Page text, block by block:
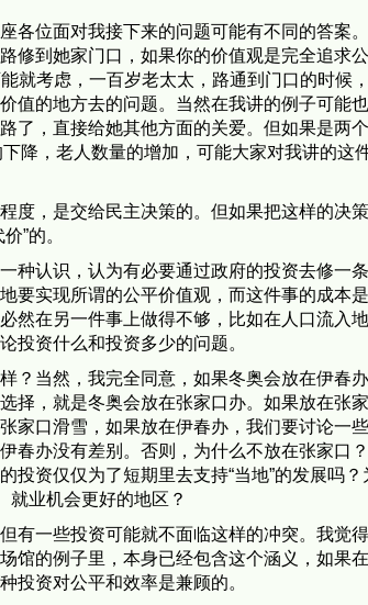
各位面对我接下来的问题可能有不同的答案
修到她家门口，如果你的价值观是完全追求
就考虑，一百岁老太太，路通到门口的时候
值的地方去的问题。当然在我讲的例子可能
了，直接给她其他方面的关爱。但如果是两
降，老人数量的增加，可能大家对我讲的这
度，是交给民主决策的。但如果把这样的决
”的。
认识，认为有必要通过政府的投资去修一条
要实现所谓的公平价值观，而这件事的成本
然在另一件事上做得不够，比如在人口流入
投资什么和投资多少的问题。
？当然，我完全同意，如果冬奥会放在伊春
择，就是冬奥会放在张家口办。如果放在张
家口滑雪，如果放在伊春办，我们要讨论一
春办没有差别。否则，为什么不放在张家口
资仅仅为了短期里去支持“当地”的发展吗？
就业机会更好的地区？
有一些投资可能就不面临这样的冲突。我觉
馆的例子里，本身已经包含这个涵义，如果
投资对公平和效率是兼顾的。